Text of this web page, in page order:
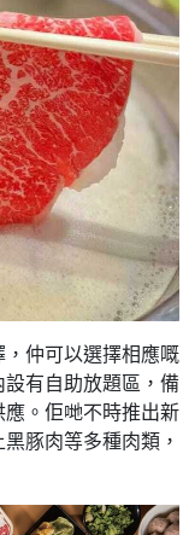
仲可以選擇相應嘅
有自助放題區，備
。佢哋不時推出新
豚肉等多種肉類，